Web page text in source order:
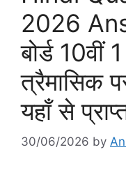
2026
बोर्ड 10वीं
त्रैमासिक
यहाँ से
30/06/2026 by